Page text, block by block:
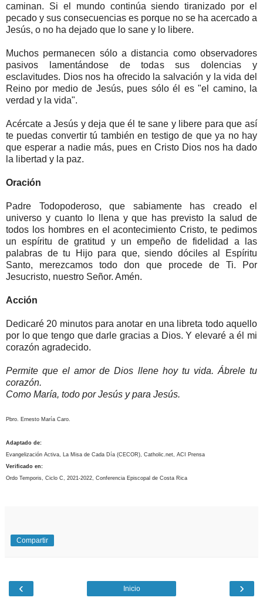
caminan. Si el mundo continúa siendo tiranizado por el
pecado y sus consecuencias es porque no se ha acercado a
Jesús, o no ha dejado que lo sane y lo libere.
Muchos permanecen sólo a distancia como observadores
pasivos lamentándose de todas sus dolencias y
esclavitudes. Dios nos ha ofrecido la salvación y la vida del
Reino por medio de Jesús, pues sólo él es "el camino, la
verdad y la vida".
Acércate a Jesús y deja que él te sane y libere para que así
te puedas convertir tú también en testigo de que ya no hay
que esperar a nadie más, pues en Cristo Dios nos ha dado
la libertad y la paz.
Oración
Padre Todopoderoso, que sabiamente has creado el
universo y cuanto lo llena y que has previsto la salud de
todos los hombres en el acontecimiento Cristo, te pedimos
un espíritu de gratitud y un empeño de fidelidad a las
palabras de tu Hijo para que, siendo dóciles al Espíritu
Santo, merezcamos todo don que procede de Ti. Por
Jesucristo, nuestro Señor. Amén.
Acción
Dedicaré 20 minutos para anotar en una libreta todo aquello
por lo que tengo que darle gracias a Dios. Y elevaré a él mi
corazón agradecido.
Permite que el amor de Dios llene hoy tu vida. Ábrele tu
corazón.
Como María, todo por Jesús y para Jesús.
Pbro. Ernesto María Caro.
Adaptado de:
Evangelización Activa, La Misa de Cada Día (CECOR), Catholic.net, ACI Prensa
Verificado en:
Ordo Temporis, Ciclo C, 2021-2022, Conferencia Episcopal de Costa Rica
Compartir
‹ ›
Inicio